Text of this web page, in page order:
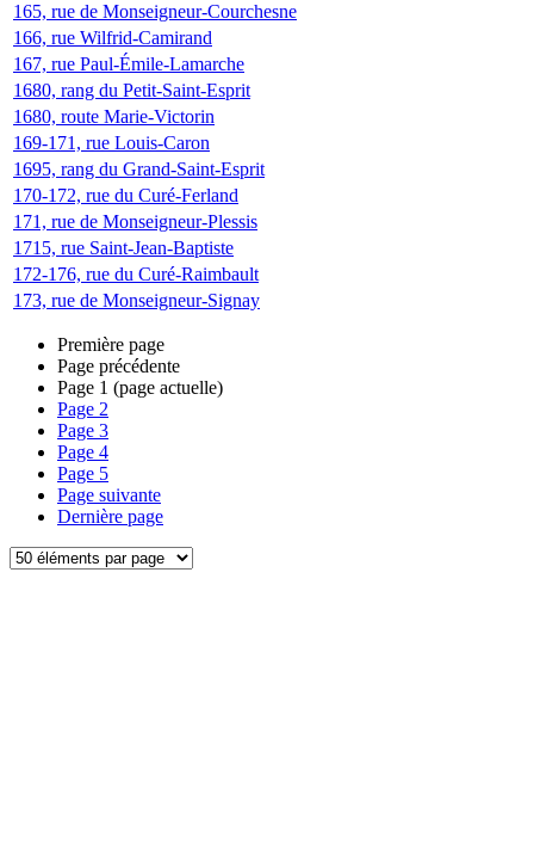
165, rue de Monseigneur-Courchesne
166, rue Wilfrid-Camirand
167, rue Paul-Émile-Lamarche
1680, rang du Petit-Saint-Esprit
1680, route Marie-Victorin
169-171, rue Louis-Caron
1695, rang du Grand-Saint-Esprit
170-172, rue du Curé-Ferland
171, rue de Monseigneur-Plessis
1715, rue Saint-Jean-Baptiste
172-176, rue du Curé-Raimbault
173, rue de Monseigneur-Signay
Première page
Page précédente
Page 1 (page actuelle)
Page 2
Page 3
Page 4
Page 5
Page suivante
Dernière page